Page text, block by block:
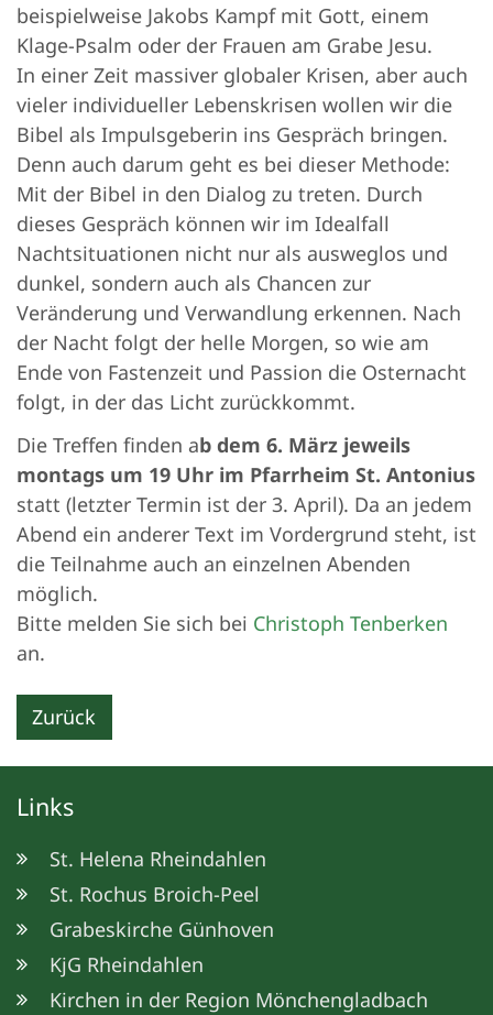
beispielweise Jakobs Kampf mit Gott, einem
Klage-Psalm oder der Frauen am Grabe Jesu.
In einer Zeit massiver globaler Krisen, aber auch
vieler individueller Lebenskrisen wollen wir die
Bibel als Impulsgeberin ins Gespräch bringen.
Denn auch darum geht es bei dieser Methode:
Mit der Bibel in den Dialog zu treten. Durch
dieses Gespräch können wir im Idealfall
Nachtsituationen nicht nur als ausweglos und
dunkel, sondern auch als Chancen zur
Veränderung und Verwandlung erkennen. Nach
der Nacht folgt der helle Morgen, so wie am
Ende von Fastenzeit und Passion die Osternacht
folgt, in der das Licht zurückkommt.
Die Treffen finden ab dem 6. März jeweils
montags um 19 Uhr im Pfarrheim St. Antonius
statt (letzter Termin ist der 3. April). Da an jedem
Abend ein anderer Text im Vordergrund steht, ist
die Teilnahme auch an einzelnen Abenden
möglich.
Bitte melden Sie sich bei Christoph Tenberken
an.
Zurück
Links
St. Helena Rheindahlen
St. Rochus Broich-Peel
Grabeskirche Günhoven
KjG Rheindahlen
Kirchen in der Region Mönchengladbach